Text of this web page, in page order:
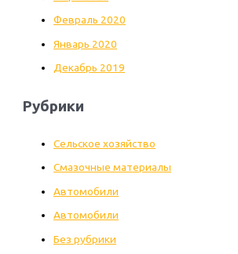
Февраль 2020
Январь 2020
Декабрь 2019
Рубрики
Cельское хозяйство
Cмазочные материалы
Автомобили
Автомобили
Без рубрики